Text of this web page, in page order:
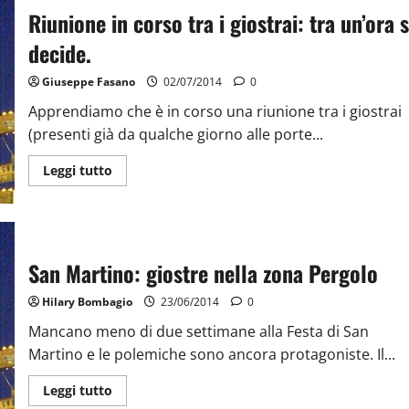
Riunione in corso tra i giostrai: tra un’ora
decide.
Giuseppe Fasano 02/07/2014 0
Apprendiamo che è in corso una riunione tra i giostrai
(presenti già da qualche giorno alle porte...
Leggi tutto
San Martino: giostre nella zona Pergolo
Hilary Bombagio 23/06/2014 0
Mancano meno di due settimane alla Festa di San
Martino e le polemiche sono ancora protagoniste. Il...
Leggi tutto